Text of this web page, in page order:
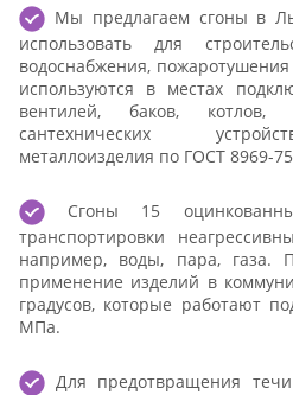
Мы предлагаем сгоны в
использовать для
водоснабжения,
используются в местах
вентилей, баков,
сантехнических
металлоизделия по ГОСТ 8969-
Сгоны 15
транспортировки
например, воды, пара, газа.
применение изделий в
градусов, которые работают
МПа.
Для предотвращения